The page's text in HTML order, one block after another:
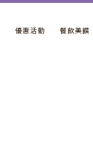
優惠活動 餐飲美饌